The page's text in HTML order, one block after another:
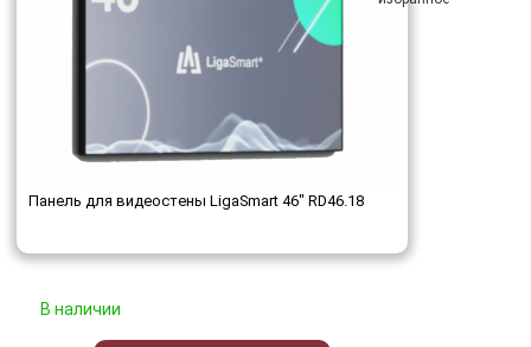
Панель для видеостены LigaSmart 46" RD46.18
В наличии